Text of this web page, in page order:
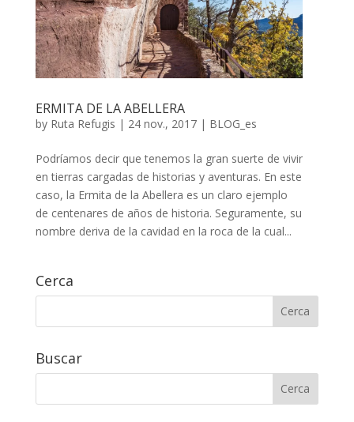
ERMITA DE LA ABELLERA
by Ruta Refugis | 24 nov., 2017 | BLOG_es
Podríamos decir que tenemos la gran suerte de vivir
en tierras cargadas de historias y aventuras. En este
caso, la Ermita de la Abellera es un claro ejemplo
de centenares de años de historia. Seguramente, su
nombre deriva de la cavidad en la roca de la cual...
Cerca
Buscar